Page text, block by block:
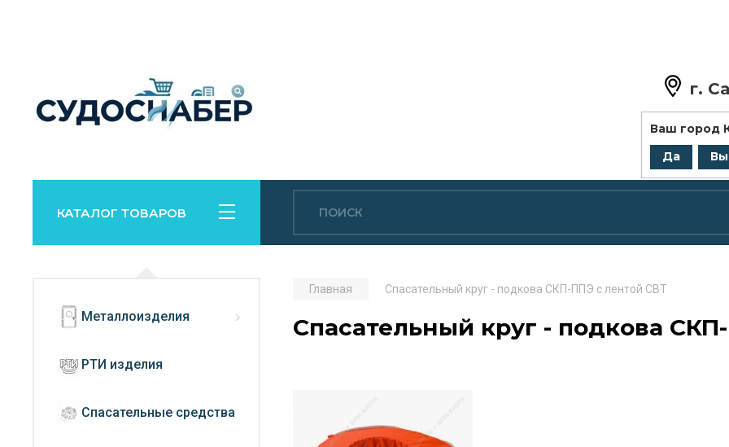
г.
Ваш город
Да
+7
КАТАЛОГ ТОВАРОВ
Металлоизделия
РТИ изделия
Спасательные средства
Главная Спасательный круг - подкова СКП-ППЭ с лентой СВТ
Спасательный круг - подкова